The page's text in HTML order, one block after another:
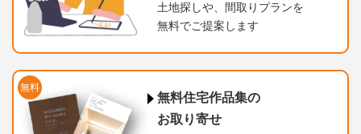
土地探しや、間取りプランを
無料でご提案します
無料
無料住宅作品集の
お取り寄せ